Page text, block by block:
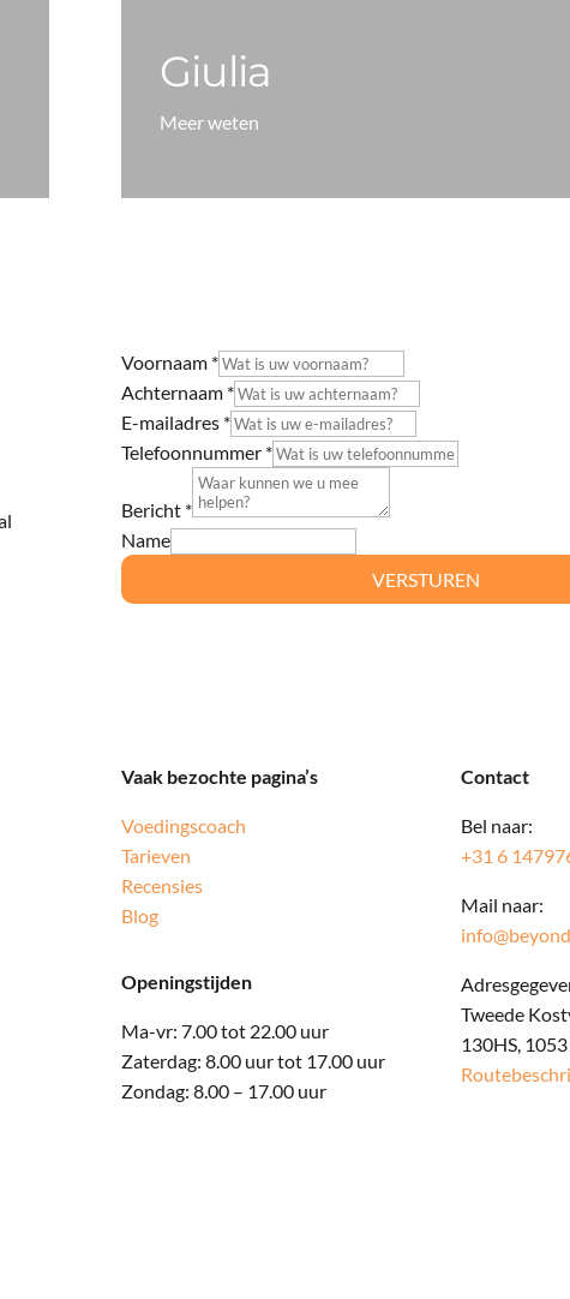
Giulia
Meer weten
Voornaam *
Achternaam *
E-mailadres *
Telefoonnummer *
Bericht *
Name
VERSTUREN
Vaak bezochte pagina’s
Voedingscoach
Tarieven
Recensies
Blog
Openingstijden
Ma-vr: 7.00 tot 22.00 uur
Zaterdag: 8.00 uur tot 17.00 uur
Zondag: 8.00 – 17.00 uur
Contact
Bel naar:
+31 6
Mail naar:
Tweede
130HS,